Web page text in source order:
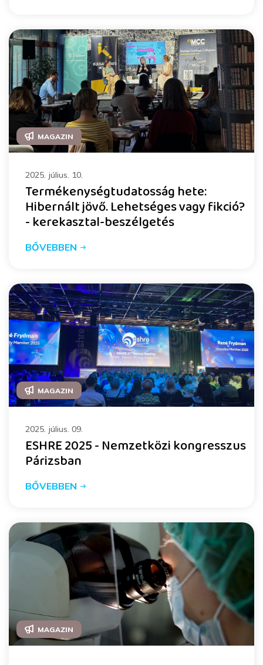
MAGAZIN
2025. július. 10.
Termékenységtudatosság hete:
Hibernált jövő. Lehetséges vagy fikció?
- kerekasztal-beszélgetés
BŐVEBBEN
MAGAZIN
2025. július. 09.
ESHRE 2025 - Nemzetközi kongresszus
Párizsban
BŐVEBBEN
MAGAZIN